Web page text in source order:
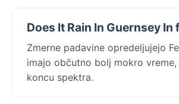
Does It Rain In Guernsey In
Zmerne padavine opredeljujejo
imajo občutno bolj mokro
koncu spektra.